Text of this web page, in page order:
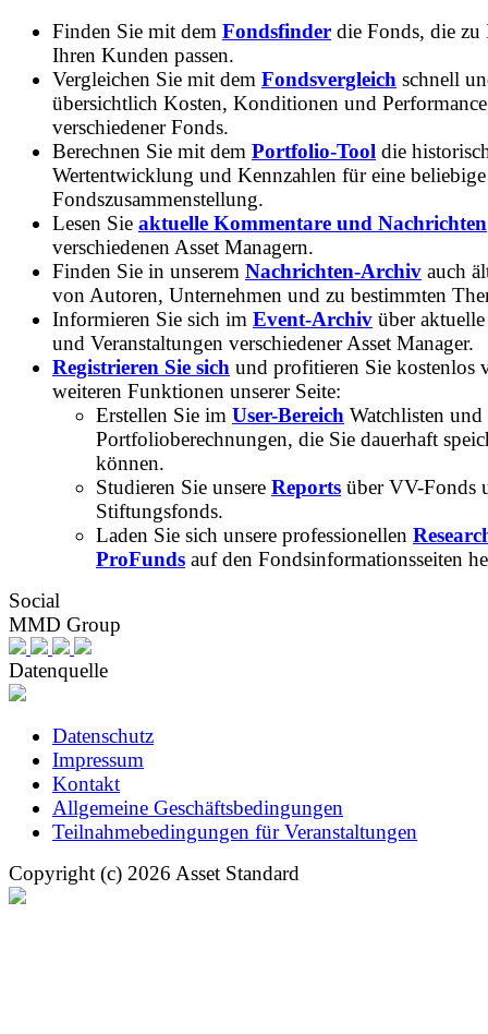
Finden Sie mit dem Fondsfinder die Fonds, die zu
Ihren Kunden passen.
Vergleichen Sie mit dem Fondsvergleich schnell
übersichtlich Kosten, Konditionen und Performance
verschiedener Fonds.
Berechnen Sie mit dem Portfolio-Tool die
Wertentwicklung und Kennzahlen für eine beliebige
Fondszusammenstellung.
Lesen Sie aktuelle Kommentare und Nachrichten
verschiedenen Asset Managern.
Finden Sie in unserem Nachrichten-Archiv auch
von Autoren, Unternehmen und zu bestimmten
Informieren Sie sich im Event-Archiv über
und Veranstaltungen verschiedener Asset Manager.
Registrieren Sie sich und profitieren Sie kostenlos
weiteren Funktionen unserer Seite:
Erstellen Sie im User-Bereich Watchlisten und
Portfolioberechnungen, die Sie dauerhaft
können.
Studieren Sie unsere Reports über VV-Fonds
Stiftungsfonds.
Laden Sie sich unsere professionellen
ProFunds auf den Fondsinformationsseiten
Social
MMD Group
Datenquelle
Datenschutz
Impressum
Kontakt
Allgemeine Geschäftsbedingungen
Teilnahmebedingungen für Veranstaltungen
Copyright (c) 2026 Asset Standard